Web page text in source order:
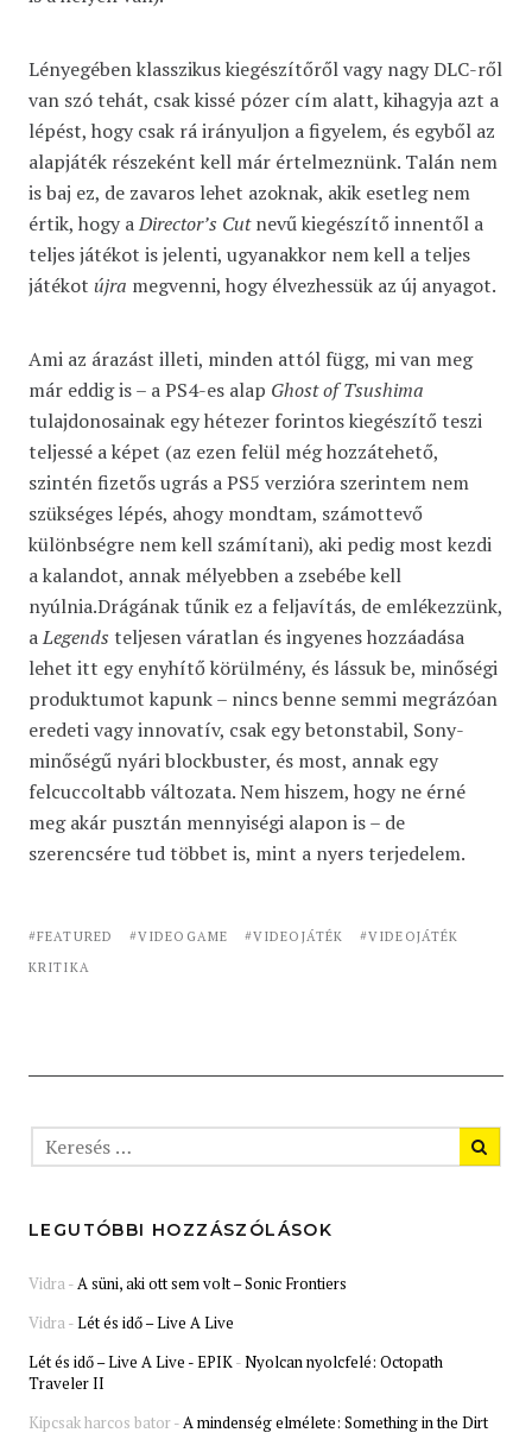
Lényegében klasszikus kiegészítőről vagy nagy DLC-ről
van szó tehát, csak kissé pózer cím alatt, kihagyja azt a
lépést, hogy csak rá irányuljon a figyelem, és egyből az
alapjáték részeként kell már értelmeznünk. Talán nem
is baj ez, de zavaros lehet azoknak, akik esetleg nem
értik, hogy aDirector’s Cutnevű kiegészítő innentől a
teljes játékot is jelenti, ugyanakkor nem kell a teljes
játékot újra megvenni, hogy élvezhessük az új anyagot.
Ami az árazást illeti, minden attól függ, mi van meg
már eddig is – a PS4-es alap Ghost of Tsushima
tulajdonosainak egy hétezer forintos kiegészítő teszi
teljessé a képet (az ezen felül még hozzátehető,
szintén fizetős ugrás a PS5 verzióra szerintem nem
szükséges lépés, ahogy mondtam, számottevő
különbségre nem kell számítani), aki pedig most kezdi
a kalandot, annak mélyebben a zsebébe kell
nyúlnia.Drágának tűnik ez a feljavítás, de emlékezzünk,
aLegends teljesen váratlan és ingyenes hozzáadása
lehet itt egy enyhítő körülmény, és lássuk be, minőségi
produktumot kapunk – nincs benne semmi megrázóan
eredeti vagy innovatív, csak egy betonstabil, Sony-
minőségű nyári blockbuster, és most, annak egy
felcuccoltabb változata. Nem hiszem, hogy ne érné
meg akár pusztán mennyiségi alapon is – de
szerencsére tud többet is, mint a nyers terjedelem.
FEATURED VIDEOGAME VIDEOJÁTÉK
VIDEOJÁTÉK
KRITIKA
LEGUTÓBBI HOZZÁSZÓLÁSOK
Vidra-A süni, aki ott sem volt – Sonic Frontiers
Vidra-Lét és idő – Live A Live
Lét és idő – Live A Live - EPIK-Nyolcan nyolcfelé: Octopath
Traveler II
Kipcsak harcos bator-A mindenség elmélete: Something in the Dirt